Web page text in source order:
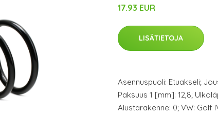
17.93 EUR
LISÄTIETOJA
Asennuspuoli: Etuakseli;
Paksuus 1 [mm]: 12,8;
Alustarakenne: 0; VW: Golf